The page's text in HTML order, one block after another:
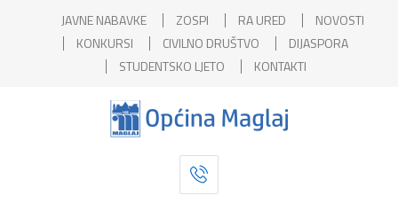
JAVNE NABAVKE ZOSPI RA URED
NOVOSTI
KONKURSI
CIVILNO DRUŠTVO
DIJASPORA
STUDENTSKO LJETO
KONTAKTI